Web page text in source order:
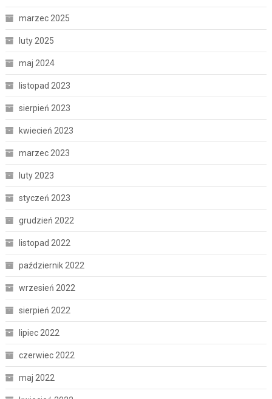
marzec 2025
luty 2025
maj 2024
listopad 2023
sierpień 2023
kwiecień 2023
marzec 2023
luty 2023
styczeń 2023
grudzień 2022
listopad 2022
październik 2022
wrzesień 2022
sierpień 2022
lipiec 2022
czerwiec 2022
maj 2022